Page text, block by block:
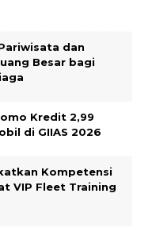
dan
Besar bagi
Kredit 2,99
di GIIAS 2026
Kompetensi
VIP Fleet Training